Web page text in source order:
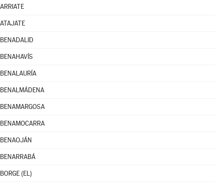
ARRIATE
ATAJATE
BENADALID
BENAHAVÍS
BENALAURÍA
BENALMÁDENA
BENAMARGOSA
BENAMOCARRA
BENAOJÁN
BENARRABÁ
BORGE (EL)